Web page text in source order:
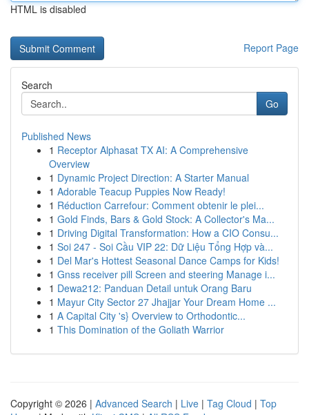
HTML is disabled
Report Page
Search
Go
Published News
1 Receptor Alphasat TX AI: A Comprehensive
Overview
1 Dynamic Project Direction: A Starter Manual
1 Adorable Teacup Puppies Now Ready!
1 Réduction Carrefour: Comment obtenir le plei...
1 Gold Finds, Bars & Gold Stock: A Collector's Ma...
1 Driving Digital Transformation: How a CIO Consu...
1 Soi 247 - Soi Cầu VIP 22: Dữ Liệu Tổng Hợp và...
1 Del Mar's Hottest Seasonal Dance Camps for Kids!
1 Gnss receiver pill Screen and steering Manage i...
1 Dewa212: Panduan Detail untuk Orang Baru
1 Mayur City Sector 27 Jhajjar Your Dream Home ...
1 A Capital City 's} Overview to Orthodontic...
1 This Domination of the Goliath Warrior
Copyright © 2026 | Advanced Search | Live | Tag Cloud | Top